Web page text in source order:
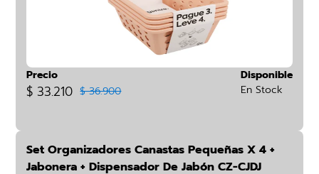
Precio
$ 33.210 $ 36.900
Disponible
En Stock
Set Organizadores Canastas Pequeñas X 4 +
Jabonera + Dispensador De Jabón CZ-CJDJ